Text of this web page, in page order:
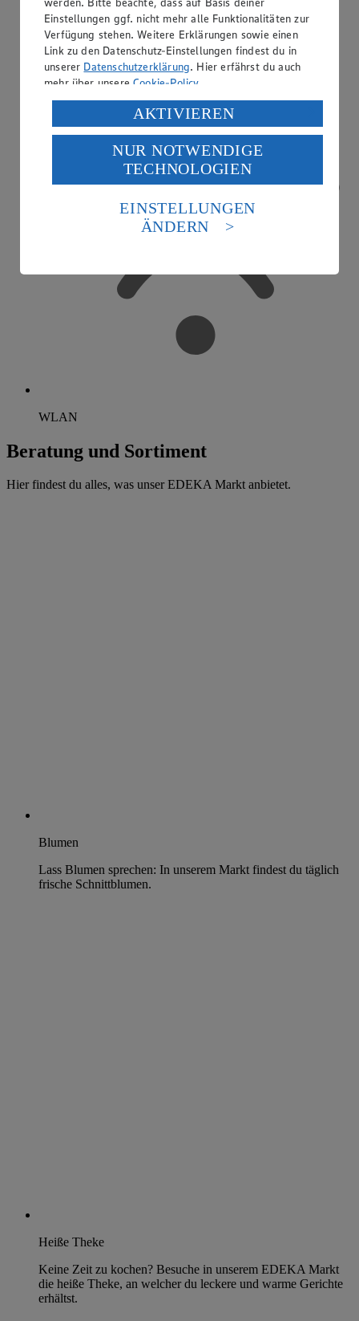
Einkaufsgutscheine
WLAN
Beratung und Sortiment
Hier findest du alles, was unser EDEKA Markt anbietet.
Blumen
Lass Blumen sprechen: In unserem Markt findest du täglich
frische Schnittblumen.
Heiße Theke
Keine Zeit zu kochen? Besuche in unserem EDEKA Markt
die heiße Theke, an welcher du leckere und warme Gerichte
erhältst.
Einstellungen ggf. nicht mehr alle Funktionalitäten zur
Verfügung stehen. Weitere Erklärungen sowie einen
Link zu den Datenschutz-Einstellungen findest du in
unserer Datenschutzerklärung. Hier erfährst du auch
mehr über unsereCookie-Policy.
Verarbeitung deiner personenbezogenen Daten in den
USA durch Facebook und YouTube:
Wenn du auf „Aktivieren“ klickst, willigst du im Sinne
des Art. 49 Abs. 1 Satz 1 lit. a) DSGVO ein, dass deine
Daten in den USA verarbeitet werden. Der EuGH sieht
die USA als Land mit einem nach europäischen
Standards nicht angemessenen Datenschutzniveau an.
Es besteht das Risiko eines Zugriffs durch US-
Informationen zum Herausgeber der Seite findest du
AKTIVIEREN
NUR NOTWENDIGE
TECHNOLOGIEN
EINSTELLUNGEN
ÄNDERN